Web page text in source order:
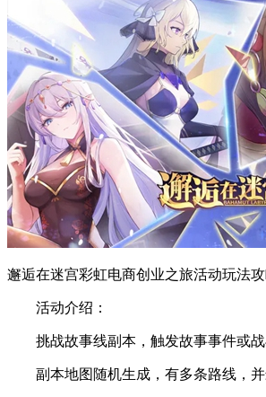
邂逅在迷宫彩虹电商创业之旅活动玩法
活动介绍：
挑战故事线副本，触发故事事件或战
副本地图随机生成，有多条路线，并